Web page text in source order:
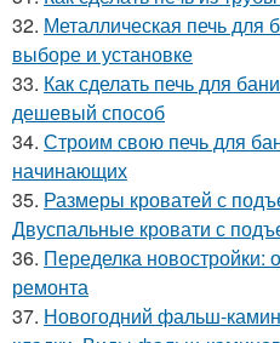
32. Металлическая печь для
выборе и установке
33. Как сделать печь для
дешевый способ
34. Строим свою печь для
начинающих
35. Размеры кроватей с
Двуспальные кровати с
36. Переделка новостройки:
ремонта
37. Новогодний фальш-